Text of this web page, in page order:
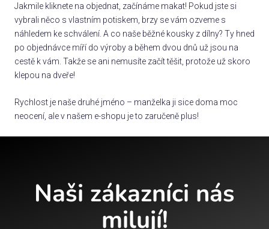
Jakmile kliknete na objednat, začínáme makat! Pokud jste si
vybrali něco s vlastním potiskem, brzy se vám ozveme s
náhledem ke schválení. A co naše běžné kousky z dílny? Ty hned
po objednávce míří do výroby a během dvou dnů už jsou na
cestě k vám. Takže se ani nemusíte začít těšit, protože už skoro
klepou na dveře!
Rychlost je naše druhé jméno – manželka ji sice doma moc
neocení, ale v našem e-shopu je to zaručeně plus!
Naši zákazníci nás
milují!